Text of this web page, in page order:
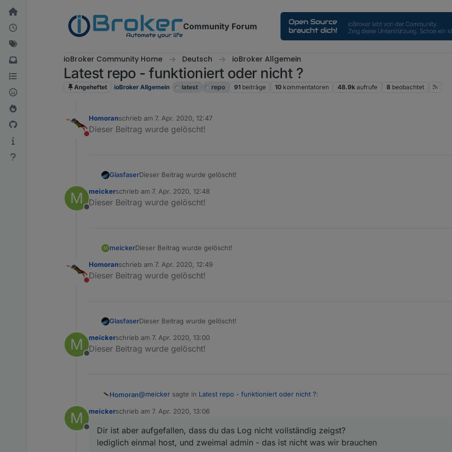
Weiter zum Inhalt
Community Forum
ioBroker Community Home Deutsch ioBroker Allgemein
Latest repo - funktioniert oder nicht ?
Angeheftet ioBroker Allgemein latest repo 91 beiträge 10 kommentatoren 48.9k aufrufe 8 beobachtet
Nicht stören
Homoranschrieb am 7. Apr. 2020, 12:47
zuletzt editiert von
Dieser Beitrag wurde gelöscht!
GlasfaserDieser Beitrag wurde gelöscht!
M
Offline
meickerschrieb am 7. Apr. 2020, 12:48
zuletzt editiert von
Dieser Beitrag wurde gelöscht!
M meickerDieser Beitrag wurde gelöscht!
Nicht stören
Homoranschrieb am 7. Apr. 2020, 12:49
zuletzt editiert von
Dieser Beitrag wurde gelöscht!
GlasfaserDieser Beitrag wurde gelöscht!
M
Offline
meickerschrieb am 7. Apr. 2020, 13:00
zuletzt editiert von
Dieser Beitrag wurde gelöscht!
Homoran@meicker sagte in Latest repo - funktioniert oder nicht ?:
kommt das:
ok - so kommt es leider manchmal - "empty repo"
M
Offline
meickerschrieb am 7. Apr. 2020, 13:06
zuletzt editiert von
Dir ist aber aufgefallen, dass du das Log nicht vollständig zeigst?
lediglich einmal host, und zweimal admin - das ist nicht was wir brauchen